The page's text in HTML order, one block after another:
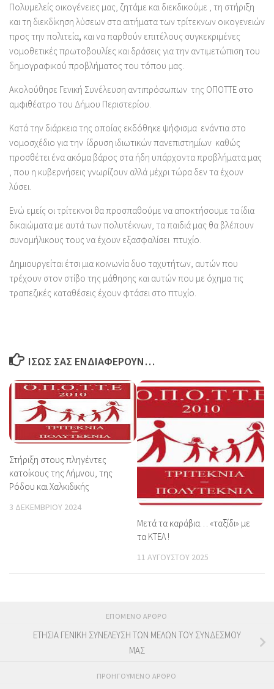
Πολυμελείς οικογένειες μας, ζητάμε και διεκδικούμε , τη στήριξη
και τη διεκδίκηση λύσεων στα αιτήματα των τρίτεκνων οικογενειών
προς την πολιτεία, και να παρθούν επιτέλους συγκεκριμένες
νομοθετικές πρωτοβουλίες και δράσεις για την αντιμετώπιση του
δημογραφικού προβλήματος του τόπου μας.
Ακολούθησε Γενική Συνέλευση αντιπρόσωπων της ΟΠΟΤΤΕ στο
αμφιθέατρο του Δήμου Περιστερίου.
Κατά την διάρκεια της οποίας εκδόθηκε ψήφισμα ενάντια στο
νομοσχέδιο για την ίδρυση ιδιωτικών πανεπιστημίων καθώς
προσθέτει ένα ακόμα βάρος στα ήδη υπάρχοντα προβλήματα μας
, που η κυβερνήσεις γνωρίζουν αλλά μέχρι τώρα δεν τα έχουν
λύσει.
Ενώ εμείς οι τρίτεκνοι θα προσπαθούμε να αποκτήσουμε τα ίδια
δικαιώματα με αυτά των πολυτέκνων, τα παιδιά μας θα βλέπουν
συνομήλικους τους να έχουν εξασφαλίσει πτυχίο.
Δημιουργείται έτσι μια κοινωνία δυο ταχυτήτων, αυτών που
τρέχουν στον στίβο της μάθησης και αυτών που με όχημα τις
τραπεζικές καταθέσεις έχουν φτάσει στο πτυχίο.
ΊΣΩΣ ΣΑΣ ΕΝΔΙΑΦΈΡΟΥΝ…
Στήριξη στους πληγέντες
κατοίκους της Λήμνου, της
Ρόδου και Χαλκιδικής
3 ΔΕΚΕΜΒΡΊΟΥ 2024
Μετά τα καράβια… «ταξίδι» με
τα ΚΤΕΛ !
11 ΑΥΓΟΎΣΤΟΥ 2025
ΕΠΌΜΕΝΟ ΆΡΘΡΟ
ΕΤΗΣΙΑ ΓΕΝΙΚΗ ΣΥΝΕΛΕΥΣΗ ΤΩΝ ΜΕΛΩΝ ΤΟΥ ΣΥΝΔΕΣΜΟΥ
ΜΑΣ
ΠΡΟΗΓΟΎΜΕΝΟ ΆΡΘΡΟ